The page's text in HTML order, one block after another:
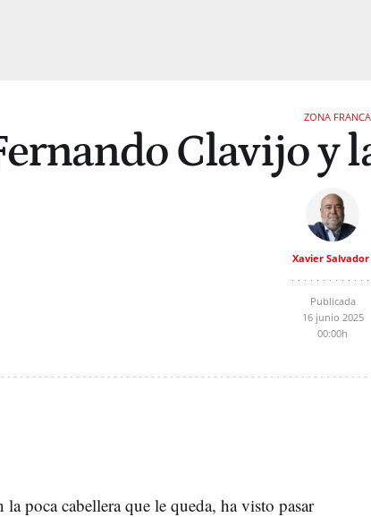
ZONA FRANCA
Clavijo y
Xavier Salvador
Publicada
16 junio 2025
00:00h
la poca cabellera que le queda, ha visto pasar